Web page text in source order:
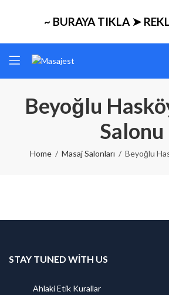
~ BURAYA TIKLA ➤
Beyoğlu
Salonu
Home Masaj Salonları Beyoğlu
STAY TUNED WITH US
Ahlaki Etik Kurallar